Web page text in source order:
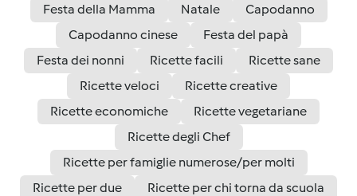
Festa della Mamma
Natale
Capodanno
Capodanno cinese
Festa del papà
Festa dei nonni
Ricette facili
Ricette sane
Ricette veloci
Ricette creative
Ricette economiche
Ricette vegetariane
Ricette degli Chef
Ricette per famiglie numerose/per molti
Ricette per due
Ricette per chi torna da scuola